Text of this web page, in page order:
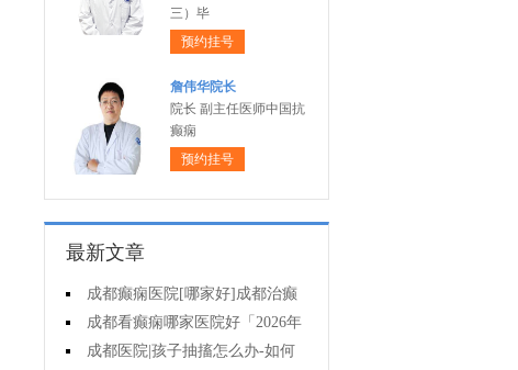
三）毕
预约挂号
詹伟华院长
院长 副主任医师中国抗
癫痫
预约挂号
最新文章
成都癫痫医院[哪家好]成都治癫
痫的医院有哪些?
成都看癫痫哪家医院好「2026年
度公布」孩子肚子疼当心是癫痫作
成都医院|孩子抽搐怎么办-如何